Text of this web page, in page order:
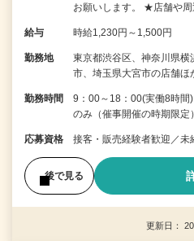
お願いします。 ★店舗や周
給与 時給1,230円～1,500円
勤務地
東京都渋谷区、神奈川県横
市、埼玉県大宮市の店舗
勤務時間
9：00～18：00(実働8時
のみ（催事開催の時期限定
応募資格 接客・販売経験者歓迎／未
後で見る
更新日：